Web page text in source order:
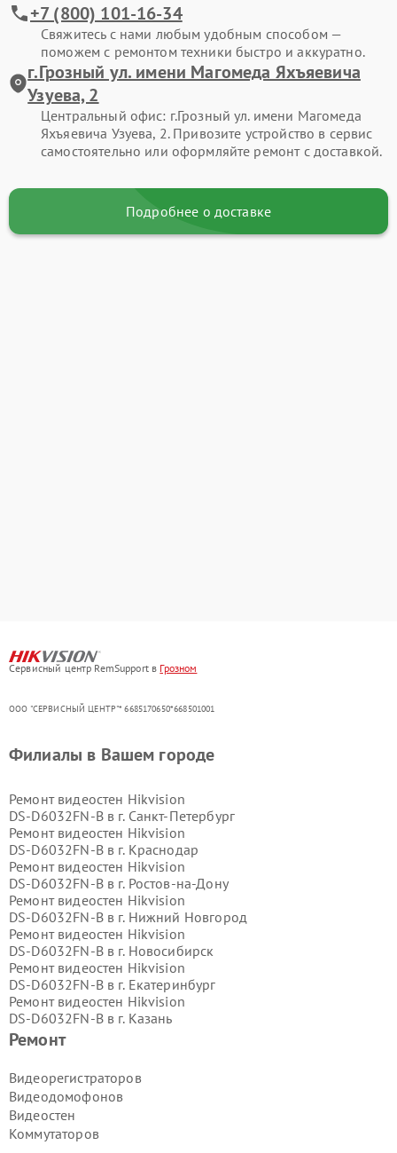
+7 (800) 101-16-34
Свяжитесь с нами любым удобным способом —
поможем с ремонтом техники быстро и аккуратно.
г.Грозный ул. имени Магомеда Яхъяевича
Узуева, 2
Центральный офис: г.Грозный ул. имени Магомеда
Яхъяевича Узуева, 2. Привозите устройство в сервис
самостоятельно или оформляйте ремонт с доставкой.
Подробнее о доставке
Сервисный центр RemSupport в Грозном
ООО "СЕРВИСНЫЙ ЦЕНТР"* 6685170650*668501001
Ремонт
Видеорегистраторов
Видеодомофонов
Видеостен
Коммутаторов
Филиалы в Вашем городе
Ремонт видеостен Hikvision
DS‑D6032FN‑B в г. Санкт-Петербург
Ремонт видеостен Hikvision
DS‑D6032FN‑B в г. Краснодар
Ремонт видеостен Hikvision
DS‑D6032FN‑B в г. Ростов-на-Дону
Ремонт видеостен Hikvision
DS‑D6032FN‑B в г. Нижний Новгород
Ремонт видеостен Hikvision
DS‑D6032FN‑B в г. Новосибирск
Ремонт видеостен Hikvision
DS‑D6032FN‑B в г. Екатеринбург
Ремонт видеостен Hikvision
DS‑D6032FN‑B в г. Казань
Ремонт видеостен Hikvision
Ремонт видеостен Hikvision
DS‑D6032FN‑B в г.Волгоград
Ремонт видеостен Hikvision
DS‑D6032FN‑B в г.
Ремонт видеостен Hikvision